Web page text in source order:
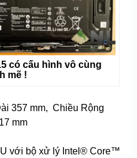
có cấu hình vô cùng
mẽ !
357 mm, Chiều Rộng
mm
với bộ xử lý Intel® Core™